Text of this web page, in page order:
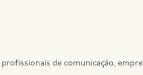
de comunicação,